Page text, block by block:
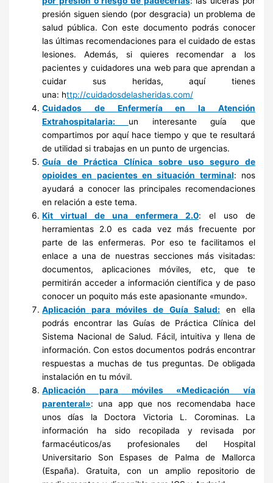
presión siguen siendo (por desgracia) un problema de
salud pública. Con este documento podrás conocer
las últimas recomendaciones para el cuidado de estas
lesiones. Además, si quieres recomendar a los
pacientes y cuidadores una web para que aprendan a
cuidar sus heridas, aquí tienes
una: http://cuidadosdelasheridas.com/
Cuidados de Enfermería en la Atención
Extrahospitalaria: un interesante guía que
compartimos por aquí hace tiempo y que te resultará
de utilidad si trabajas en un punto de urgencias.
Guía de Práctica Clínica sobre uso seguro de
opioides en pacientes en situación terminal: nos
ayudará a conocer las principales recomendaciones
en relación a este tema.
Kit virtual de una enfermera 2.0: el uso de
herramientas 2.0 es cada vez más frecuente por
parte de las enfermeras. Por eso te facilitamos el
enlace a una de nuestras secciones más visitadas:
documentos, aplicaciones móviles, etc, que te
permitirán acceder a información científica y de paso
conocer un poquito más este apasionante «mundo».
Aplicación para móviles de Guía Salud: en ella
podrás encontrar las Guías de Práctica Clínica del
Sistema Nacional de Salud. Fácil, intuitiva y llena de
información. Con estos documentos podrás encontrar
respuestas a muchas de tus preguntas. De obligada
instalación en tu móvil.
Aplicación para móviles «Medicación vía
parenteral»: una app que nos recomendaba hace
unos días la Doctora Victoria L. Corominas. La
información ha sido recopilada y revisada por
farmacéuticos/as profesionales del Hospital
Universitario Son Espases de Palma de Mallorca
(España). Gratuita, con un amplio repositorio de